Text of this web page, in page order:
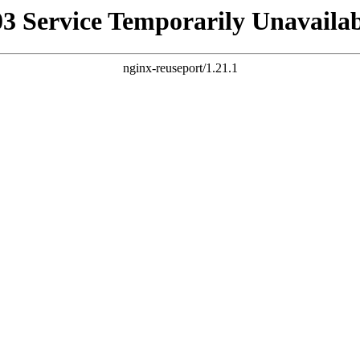
Service Temporarily
nginx-reuseport/1.21.1